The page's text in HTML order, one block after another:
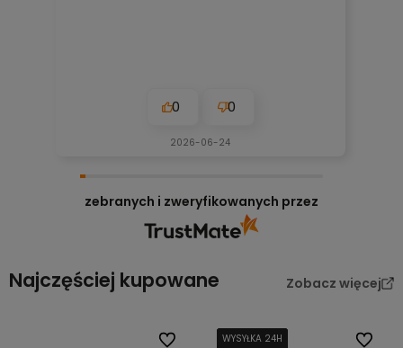
0 0
2026-06-24
zebranych i zweryfikowanych przez
Najczęściej kupowane Zobacz więcej
Do ulubionychWYSYŁKA 24H
WYSYŁKA 24H
WYSYŁKA 24H
WYSYŁKA 24H Do